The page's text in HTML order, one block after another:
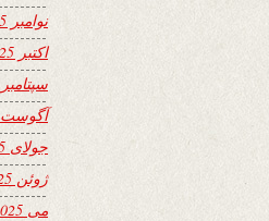
نوامبر 2025
اکتبر 2025
سپتامبر 2025
آگوست 2025
جولای 2025
ژوئن 2025
می 2025